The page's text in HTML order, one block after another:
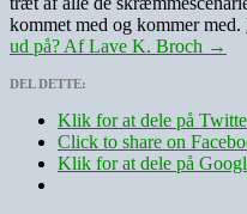
kommet med og kommer med.
ud på? Af Lave K. Broch →
DEL DETTE:
Klik for at dele på
Click to share on
Klik for at dele på